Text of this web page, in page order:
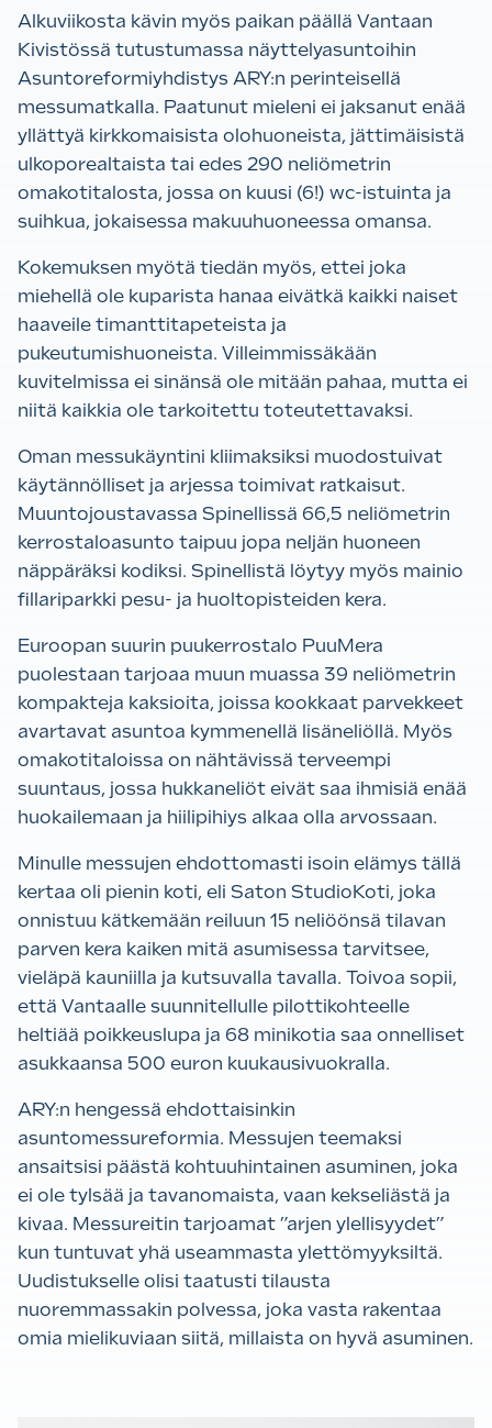
Alkuviikosta kävin myös paikan päällä Vantaan
Kivistössä tutustumassa näyttelyasuntoihin
Asuntoreformiyhdistys ARY:n perinteisellä
messumatkalla. Paatunut mieleni ei jaksanut enää
yllättyä kirkkomaisista olohuoneista, jättimäisistä
ulkoporealtaista tai edes 290 neliömetrin
omakotitalosta, jossa on kuusi (6!) wc-istuinta ja
suihkua, jokaisessa makuuhuoneessa omansa.
Kokemuksen myötä tiedän myös, ettei joka
miehellä ole kuparista hanaa eivätkä kaikki naiset
haaveile timanttitapeteista ja
pukeutumishuoneista. Villeimmissäkään
kuvitelmissa ei sinänsä ole mitään pahaa, mutta ei
niitä kaikkia ole tarkoitettu toteutettavaksi.
Oman messukäyntini kliimaksiksi muodostuivat
käytännölliset ja arjessa toimivat ratkaisut.
Muuntojoustavassa Spinellissä 66,5 neliömetrin
kerrostaloasunto taipuu jopa neljän huoneen
näppäräksi kodiksi. Spinellistä löytyy myös mainio
fillariparkki pesu- ja huoltopisteiden kera.
Euroopan suurin puukerrostalo PuuMera
puolestaan tarjoaa muun muassa 39 neliömetrin
kompakteja kaksioita, joissa kookkaat parvekkeet
avartavat asuntoa kymmenellä lisäneliöllä. Myös
omakotitaloissa on nähtävissä terveempi
suuntaus, jossa hukkaneliöt eivät saa ihmisiä enää
huokailemaan ja hiilipihiys alkaa olla arvossaan.
Minulle messujen ehdottomasti isoin elämys tällä
kertaa oli pienin koti, eli Saton StudioKoti, joka
onnistuu kätkemään reiluun 15 neliöönsä tilavan
parven kera kaiken mitä asumisessa tarvitsee,
vieläpä kauniilla ja kutsuvalla tavalla. Toivoa sopii,
että Vantaalle suunnitellulle pilottikohteelle
heltiää poikkeuslupa ja 68 minikotia saa onnelliset
asukkaansa 500 euron kuukausivuokralla.
ARY:n hengessä ehdottaisinkin
asuntomessureformia. Messujen teemaksi
ansaitsisi päästä kohtuuhintainen asuminen, joka
ei ole tylsää ja tavanomaista, vaan kekseliästä ja
kivaa. Messureitin tarjoamat ”arjen ylellisyydet”
kun tuntuvat yhä useammasta ylettömyyksiltä.
Uudistukselle olisi taatusti tilausta
nuoremmassakin polvessa, joka vasta rakentaa
omia mielikuviaan siitä, millaista on hyvä asuminen.